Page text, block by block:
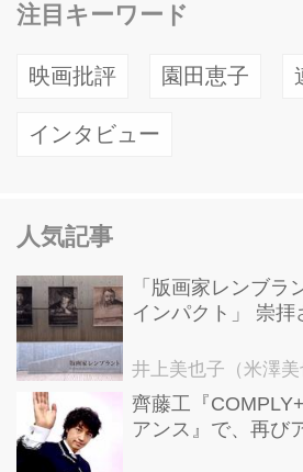
注目キーワード
映画批評 園田恵子
インタビュー
人気記事
「版画家レンブ
インパクト」 崇拝
洋美術館にて9月
井上美也子（米澤美
齊藤工『
アンス』で、再び